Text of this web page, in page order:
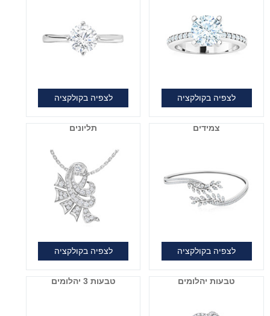
לצפיה בקולקציה לצפיה בקולקציה
צמידים
לצפיה בקולקציה
תליונים
לצפיה בקולקציה
טבעות יהלומים טבעות 3 יהלומים